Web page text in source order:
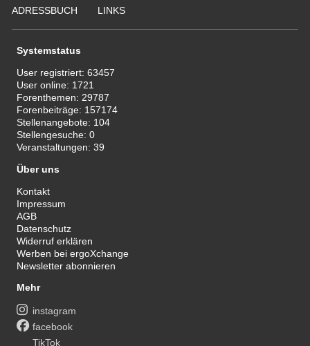
ADRESSBUCH
LINKS
Systemstatus
User registriert:63457
User online: 1721
Forenthemen: 29787
Forenbeiträge: 157174
Stellenangebote: 104
Stellengesuche:0
Veranstaltungen:39
Über uns
Kontakt
Impressum
AGB
Datenschutz
Widerruf erklären
Werben bei ergoXchange
Newsletter abonnieren
Mehr
instagram
facebook
TikTok